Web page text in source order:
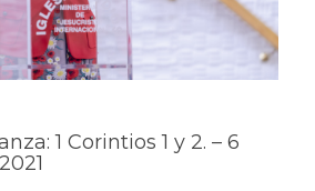
1 Corintios 1 y 2. – 6